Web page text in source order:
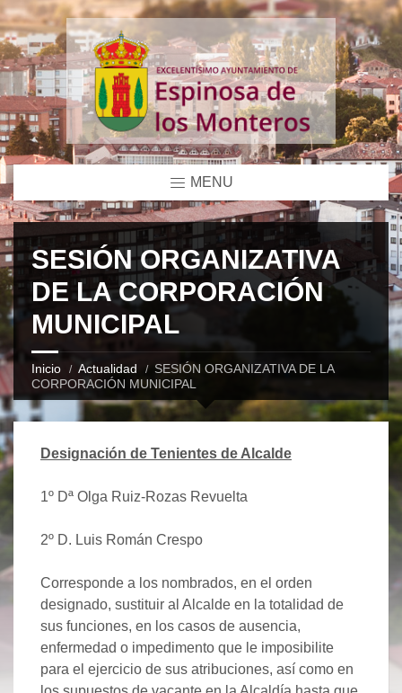
MENU
SESIÓN ORGANIZATIVA
DE LA CORPORACIÓN
MUNICIPAL
Inicio Actualidad
SESIÓN ORGANIZATIVA DE LA
CORPORACIÓN MUNICIPAL
Designación de Tenientes de Alcalde
1º Dª Olga Ruiz-Rozas Revuelta
2º D. Luis Román Crespo
Corresponde a los nombrados, en el orden
designado, sustituir al Alcalde en la totalidad de
sus funciones, en los casos de ausencia,
enfermedad o impedimento que le imposibilite
para el ejercicio de sus atribuciones, así como en